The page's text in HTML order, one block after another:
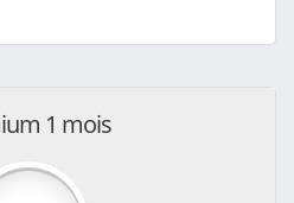
1 mois